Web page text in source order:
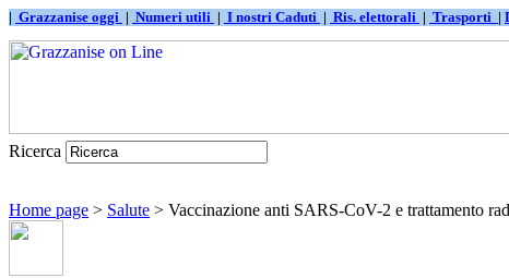
| Grazzanise oggi | Numeri utili | I nostri Caduti | Ris. elettorali | Trasporti |
Ricerca
Home page > Salute > Vaccinazione anti SARS-CoV-2 e trattamento